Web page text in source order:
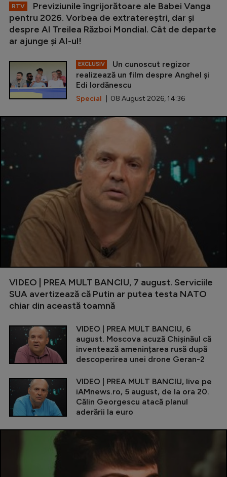
RTV
Previziunile îngrijorătoare ale Babei Vanga
pentru 2026. Vorbea de extratereștri, dar și
despre Al Treilea Război Mondial. Cât de departe
ar ajunge și AI-ul!
EXCLUSIV
Un cunoscut regizor
realizează un film despre Anghel și
Edi Iordănescu
Special | 08 August 2026, 14:36
VIDEO | PREA MULT BANCIU, 7 august. Serviciile
SUA avertizează că Putin ar putea testa NATO
chiar din această toamnă
VIDEO | PREA MULT BANCIU, 6
august. Moscova acuză Chișinăul că
inventează amenințarea rusă după
descoperirea unei drone Geran-2
VIDEO | PREA MULT BANCIU, live pe
iAMnews.ro, 5 august, de la ora 20.
Călin Georgescu atacă planul
aderării la euro